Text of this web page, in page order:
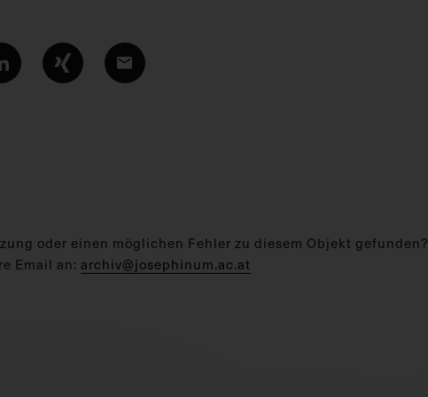
oder einen möglichen Fehler zu diesem Objekt gefunden?
Email an: archiv@josephinum.ac.at